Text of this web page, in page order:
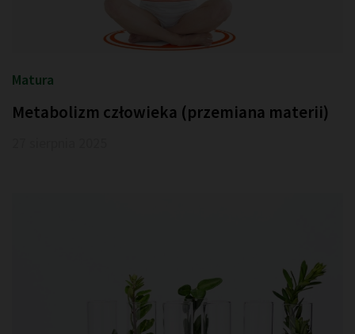
Matura
Metabolizm człowieka (przemiana materii)